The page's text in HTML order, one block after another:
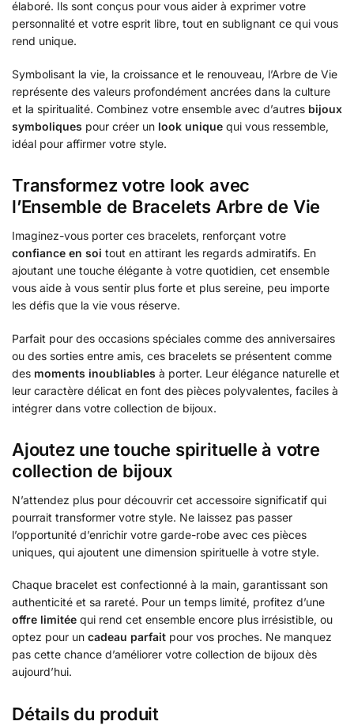
élaboré. Ils sont conçus pour vous aider à exprimer votre
personnalité et votre esprit libre, tout en sublignant ce qui vous
rend unique.
Symbolisant la vie, la croissance et le renouveau, l’Arbre de Vie
représente des valeurs profondément ancrées dans la culture
et la spiritualité. Combinez votre ensemble avec d’autres bijoux
symboliques pour créer un look unique qui vous ressemble,
idéal pour affirmer votre style.
Transformez votre look avec
l’Ensemble de Bracelets Arbre de Vie
Imaginez-vous porter ces bracelets, renforçant votre
confiance en soi tout en attirant les regards admiratifs. En
ajoutant une touche élégante à votre quotidien, cet ensemble
vous aide à vous sentir plus forte et plus sereine, peu importe
les défis que la vie vous réserve.
Parfait pour des occasions spéciales comme des anniversaires
ou des sorties entre amis, ces bracelets se présentent comme
des moments inoubliables à porter. Leur élégance naturelle et
leur caractère délicat en font des pièces polyvalentes, faciles à
intégrer dans votre collection de bijoux.
Ajoutez une touche spirituelle à votre
collection de bijoux
N’attendez plus pour découvrir cet accessoire significatif qui
pourrait transformer votre style. Ne laissez pas passer
l’opportunité d’enrichir votre garde-robe avec ces pièces
uniques, qui ajoutent une dimension spirituelle à votre style.
Chaque bracelet est confectionné à la main, garantissant son
authenticité et sa rareté. Pour un temps limité, profitez d’une
offre limitée qui rend cet ensemble encore plus irrésistible, ou
optez pour un cadeau parfait pour vos proches. Ne manquez
pas cette chance d’améliorer votre collection de bijoux dès
aujourd’hui.
Détails du produit